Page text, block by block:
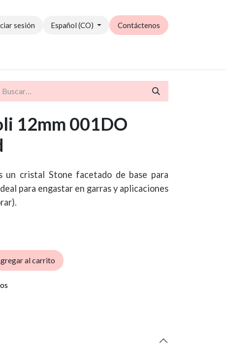
sesión Español (CO) Contáctenos
12mm 001DO
un cristal Stone facetado de base para
para engastar en garras y aplicaciones
al carrito